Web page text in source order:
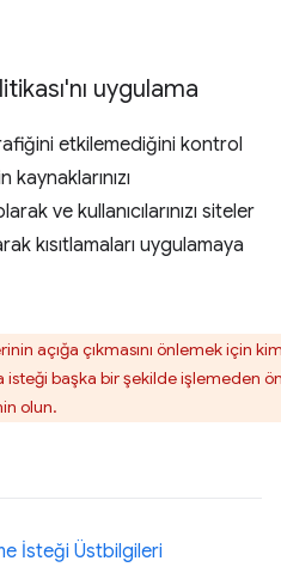
uygulama
etkilemediğini kontrol
ve kullanıcılarınızı siteler
kısıtlamaları uygulamaya
açığa çıkmasını önlemek için
başka bir şekilde işlemeden
olun.
İsteği Üstbilgileri